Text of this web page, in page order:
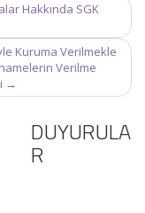
Hakkında SGK
Kuruma Verilmekle
Verilme
→
DUYURULA
R